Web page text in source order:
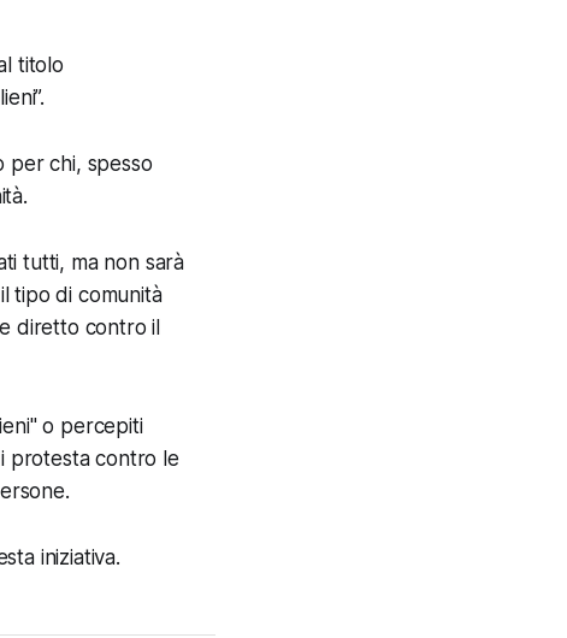
titolo
per chi, spesso
tutti, ma non sarà
tipo di comunità
diretto contro il
o percepiti
protesta contro le
iniziativa.